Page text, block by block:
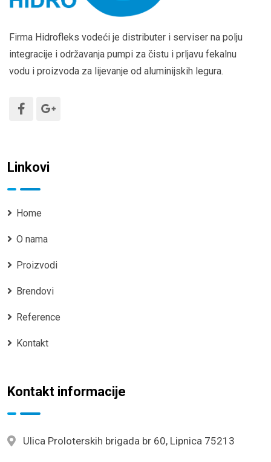
Firma Hidrofleks vodeći je distributer i serviser na polju
integracije i održavanja pumpi za čistu i prljavu fekalnu
vodu i proizvoda za lijevanje od aluminijskih legura.
Linkovi
Home
O nama
Proizvodi
Brendovi
Reference
Kontakt
Kontakt informacije
Ulica Proloterskih brigada br 60, Lipnica 75213